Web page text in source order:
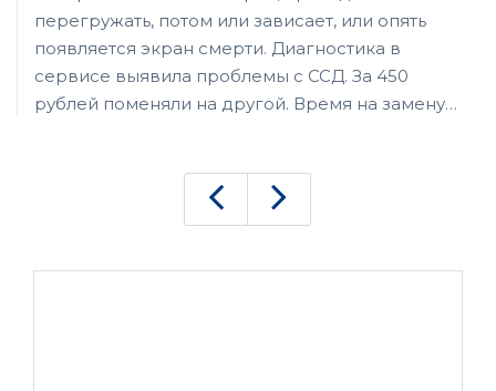
перегружать, потом или зависает, или опять
появляется экран смерти. Диагностика в
сервисе выявила проблемы с ССД. За 450
рублей поменяли на другой. Время на замену